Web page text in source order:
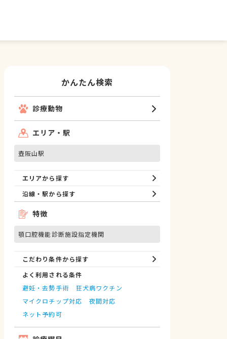
かんたん検索
診療動物
エリア・駅
壺阪山駅
エリアから探す
沿線・駅から探す
特徴
顎口腔機能診断施設指定機関
こだわり条件から探す
よく利用される条件
避妊・去勢手術
狂犬病ワクチン
マイクロチップ対応
夜間対応
ネット予約可